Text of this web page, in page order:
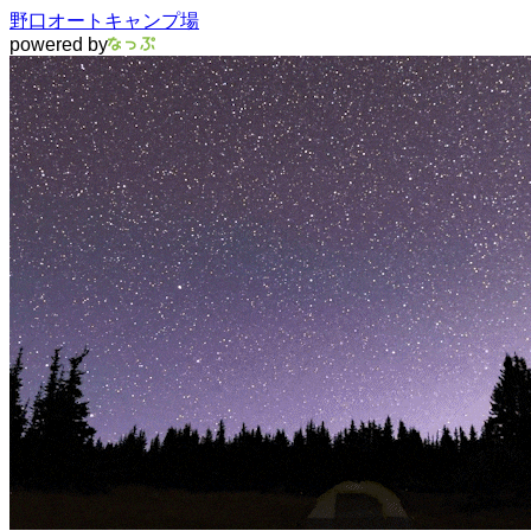
野口オートキャンプ場
powered by